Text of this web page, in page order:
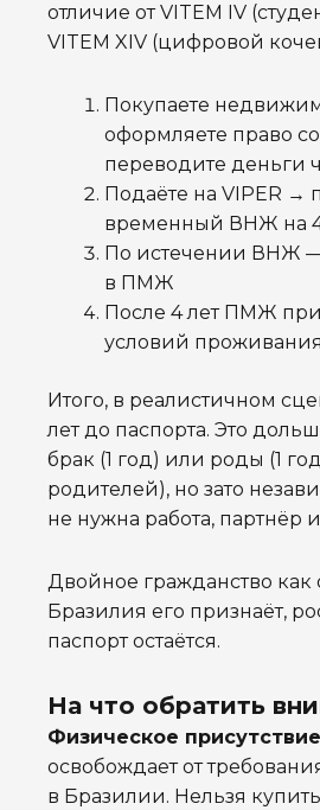
отличие от VITEM IV
VITEM XIV (цифровой
Покупаете
оформляете право
переводите деньги
Подаёте на VIPER →
временный ВНЖ на
По истечении ВНЖ —
в ПМЖ
После 4 лет ПМЖ
условий
Итого, в реалистичном
лет до паспорта. Это
брак (1 год) или роды (1
родителей), но зато
не нужна работа, партнёр
Двойное гражданство как
Бразилия его признаёт,
паспорт остаётся.
На что обратить
Физическое
освобождает от
в Бразилии. Нельзя купить